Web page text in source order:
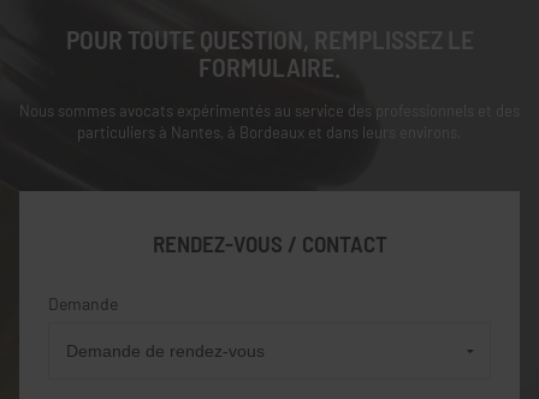
POUR TOUTE QUESTION, REMPLISSEZ LE
FORMULAIRE.
Nous sommes avocats expérimentés au service des professionnels et des
particuliers à Nantes, à Bordeaux et dans leurs environs.
RENDEZ-VOUS / CONTACT
Demande